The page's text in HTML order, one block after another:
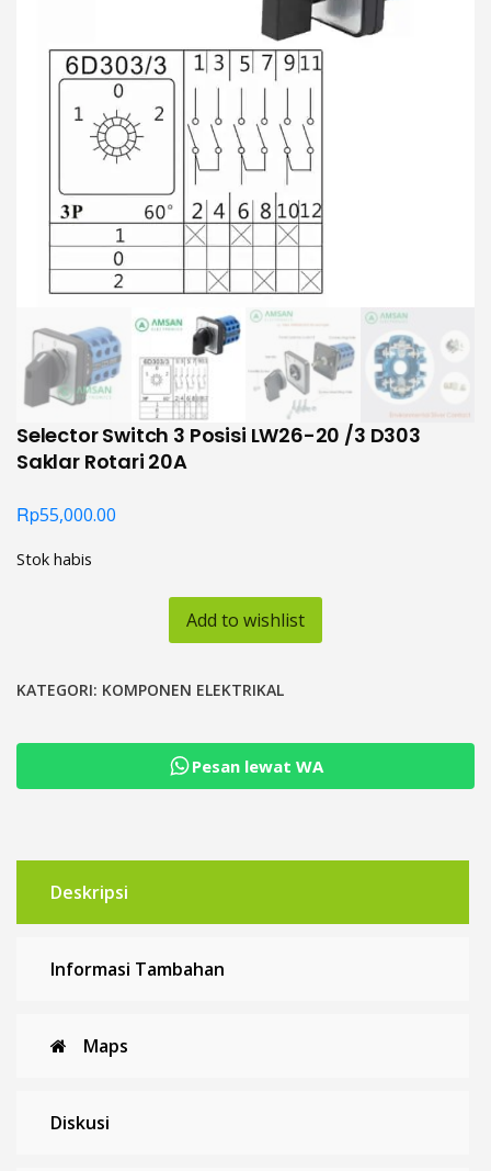
Selector Switch 3 Posisi LW26-20 /3 D303
Saklar Rotari 20A
Rp55,000.00
Stok habis
Add to wishlist
KATEGORI: KOMPONEN ELEKTRIKAL
Pesan lewat WA
Deskripsi
Informasi Tambahan
Maps
Diskusi